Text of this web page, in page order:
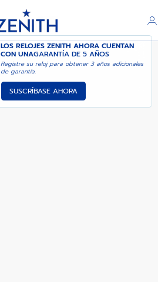
LOS RELOJES ZENITH AHORA CUENTAN
CON UNAGARANTÍA DE 5 AÑOS
Registre su reloj para obtener 3 años adicionales
de garantía.
SUSCRÍBASE AHORA